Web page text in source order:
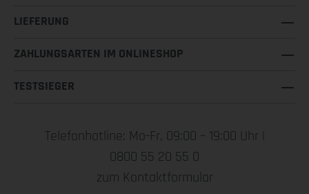
LIEFERUNG
ZAHLUNGSARTEN IM ONLINESHOP
TESTSIEGER
Telefonhotline: Mo-Fr, 09:00 – 19:00 Uhr |
0800 55 20 55 0
zum Kontaktformular